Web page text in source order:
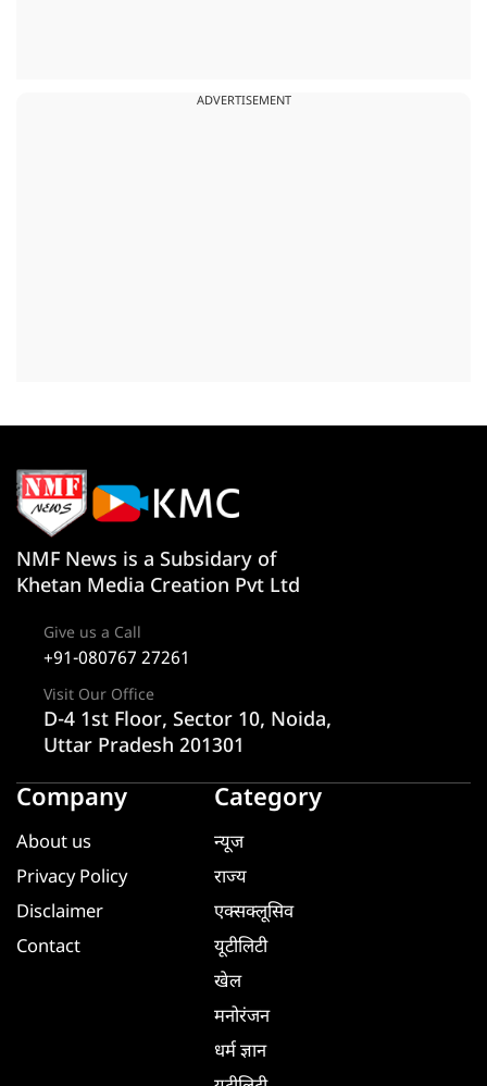
ADVERTISEMENT
NMF News is a Subsidary of
Khetan Media Creation Pvt Ltd
Give us a Call
+91-080767 27261
Visit Our Office
D-4 1st Floor, Sector 10, Noida,
Uttar Pradesh 201301
Company
About us
Privacy Policy
Disclaimer
Contact
Category
न्यूज
राज्य
एक्सक्लूसिव
यूटीलिटी
खेल
मनोरंजन
धर्म ज्ञान